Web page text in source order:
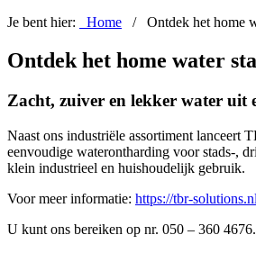
Je bent hier:
Home / Ontdek het home
Ontdek het home water
Zacht, zuiver en lekker water uit
Naast ons industriële assortiment lanceert
eenvoudige waterontharding voor stads-,
klein industrieel en huishoudelijk gebruik.
Voor meer informatie: https://tbr-
U kunt ons bereiken op nr. 050 – 360 4676.